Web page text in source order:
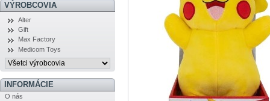
VÝROBCOVIA
Alter
Gift
Max Factory
Medicom Toys
INFORMÁCIE
O nás